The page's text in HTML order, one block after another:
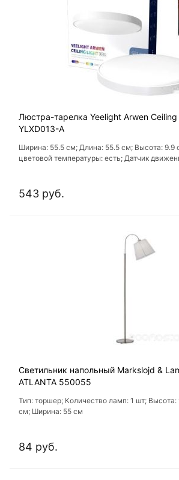
Люстра-тарелка Yeelight Arwen
YLXD013-A
Ширина: 55.5 см; Длина: 55.5 см; Высота: 9.9
цветовой температуры: есть; Датчик
543 руб.
Светильник напольный Markslojd &
ATLANTA 550055
Тип: торшер; Количество ламп: 1 шт;
см; Ширина: 55 см
84 руб.